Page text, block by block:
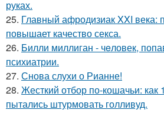
руках.
25. Главный афродизиак XXI века:
повышает качество секса.
26. Билли миллиган - чeловек,
психиатрии.
27. Снова слухи о Рианне!
28. Жесткий отбор по-кошачьи: как
пытались штурмовать голливуд.